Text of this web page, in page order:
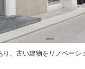
、古い建物をリノベーシ